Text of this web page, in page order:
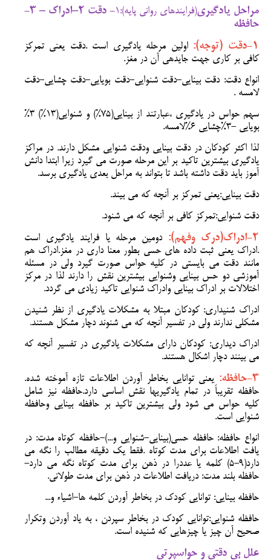
مراحل یادگیری(فرایندهای روانی پایه):1
- دقت 2–ادراک – 3-
حافظه
1-دقت (توجه):
اولین مرحله یادگیری است .دقت یعنی تمرکز
کافی بر کاری جهت جایدهی آن در مغز.
انواع دقت: دقت بینایی-دقت شنوایی-دقت بویایی-دقت چشایی-دقت
لامسه .
سهم حواس در یادگیری ،عبارتند ازبینایی(75%) و شنوایی(13%)
3%
بویایی -3%چشایی
6%لامسه.
لذا اکثر کودکان در دقت بینایی ودقت شنوایی مشکل دارند. در مراکز
یادگیری بیشترین تاکید بر این مرحله صورت می گیرد زیرا ابتدا دانش
آموز باید دقت داشته باشد تا بتواند به مراحل بعدی یادگیری برسد.
دقت بینایی:یعنی تمرکز بر آنچه که می بیند.
دقت شنوایی:تمرکز کافی بر آنچه که می شنود.
2-ادراک(درک وفهم):
دومین مرحله یا فرایند یادگیری است
.ادراک یعنی ثبت داده های حسی بطور معنا داری در مغز.ادراک هم
مانند دقت می بایستی در کلیه حواس صورت گیرد ولی در مسئله
آموزشی دو حس بینایی وشنوایی بیشترین نقش را دارند لذا در مرکز
اختلالات بر ادراک بینایی وادراک شنوایی تاکید زیادی می گردد.
ادراک شنیداری: کودکان مبتلا به مشکلات یادگیری از نظر شنیدن
مشکلی ندارند ولی در تفسیر آنچه که می شنوند دچار مشکل هستند.
ادراک دیداری: کودکان دارای مشکلات یادگیری در تفسیر آنچه که
می بینند دچار اشکال هستند.
3-حافظه:
یعنی توانایی بخاطر آوردن اطلاعات تازه آموخته شده.
حافظه تقریباَ در تمام یادگیریها نقش اساسی دارد.حافظه نیز شامل
کلیه حواس می شود ولی بیشترین تاکید بر حافظه بینایی وحافظه
شنوایی است.
انواع حافظه: حافظه حسی(بینایی-شنوایی و...)-حافظه کوتاه مدت: در
یافت اطلاعات برای مدت کوتاه .فقط یک دقیقه مطالب را نگه می
دارد(9-5) کلمه یا عددرا در ذهن برای مدت کوتاه نگه می دارد-
حافظه بلند مدت: دریافت اطلاعات در ذهن برای مدت طولانی.
حافظه بینایی: توانایی کودک در بخاطر آوردن کلمه ها-اشیاء و...
حافظه شنوایی:توانایی کودک در بخاطر سپردن ، به یاد آوردن وتکرار
صحیح آن چیز یا چیزهایی که شنیده است.
علل بی دقتی و حواسپرتی